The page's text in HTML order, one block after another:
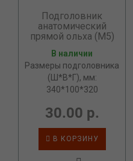
Подголовник
анатомический
прямой ольха (М5)
В наличии
Размеры подголовника
(Ш*В*Г), мм:
340*100*320
30.00 р.
В КОРЗИНУ